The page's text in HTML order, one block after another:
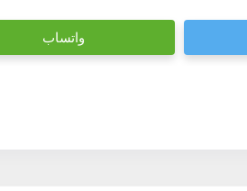
واتساب